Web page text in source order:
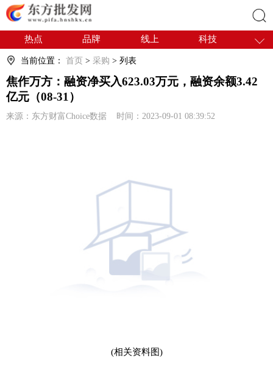
搜索
热点 品牌 线上
科技
干货
电商
会展
国内
当前位置： 首页 > 采购 > 列表
焦作万方：融资净买入623.03万元，融资余额3.42
亿元（08-31）
来源：东方财富Choice数据 时间：2023-09-01 08:39:52
(相关资料图)